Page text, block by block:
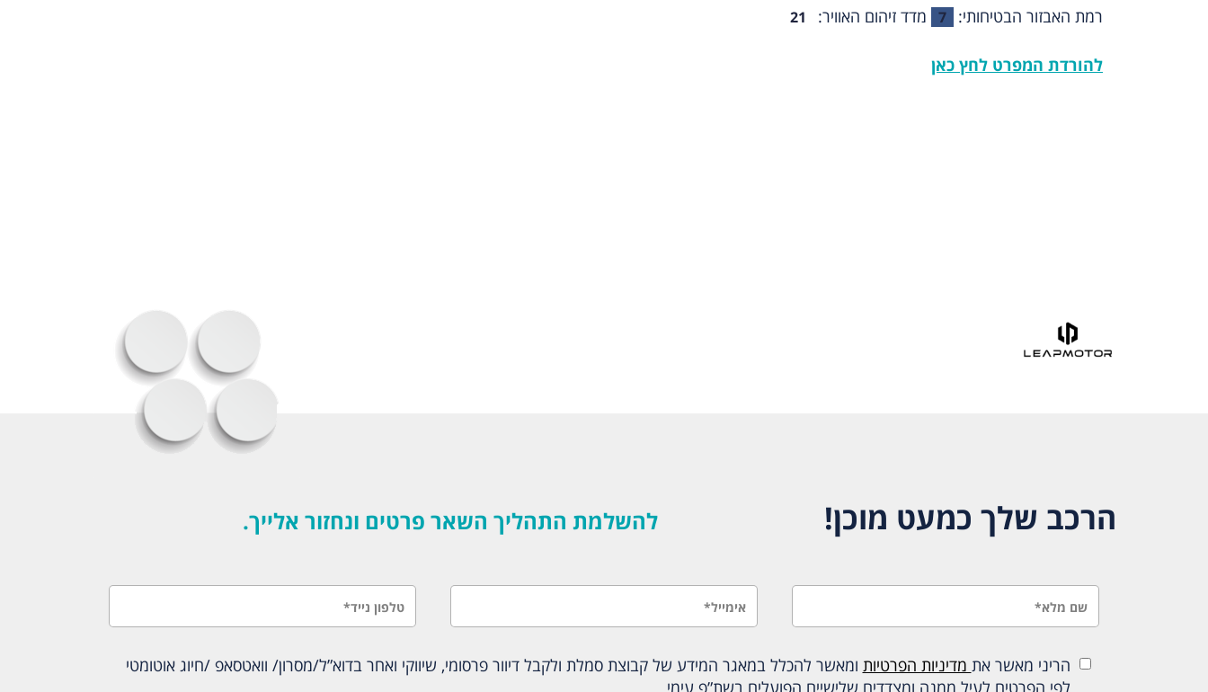
רמת האבזור הבטיחותי: 7 מדד זיהום האוויר: 21
להורדת המפרט לחץ כאן
הרכב שלך כמעט מוכן! להשלמת התהליך השאר פרטים ונחזור אלייך.
הריני מאשר את מדיניות הפרטיות ומאשר להכלל במאגר המידע של קבוצת סמלת ולקבל דיוור פרסומי, שיווקי ואחר בדוא”ל/מסרון/ וואטסאפ /חיוג אוטומטי